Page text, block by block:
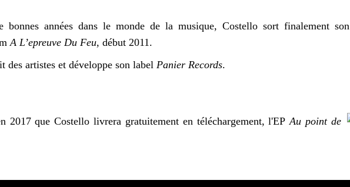
bonnes années dans le monde de la musique, Costello sort finalement son
A L’epreuve Du Feu, début 2011.
des artistes et développe son label Panier Records.
2017 que Costello livrera gratuitement en téléchargement, l'EPAu point de